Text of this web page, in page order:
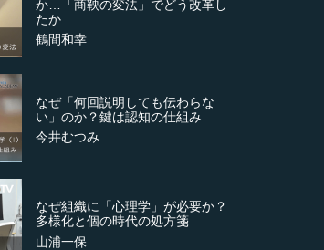
か…「商鞅の変法」でどう改革し
たか
鶴間和幸
なぜ「何回説明しても伝わらな
い」のか？鍵は認知の仕組み
今井むつみ
なぜ組織に「心理学」が必要か？
多様化と個の時代の処方箋
山浦一保